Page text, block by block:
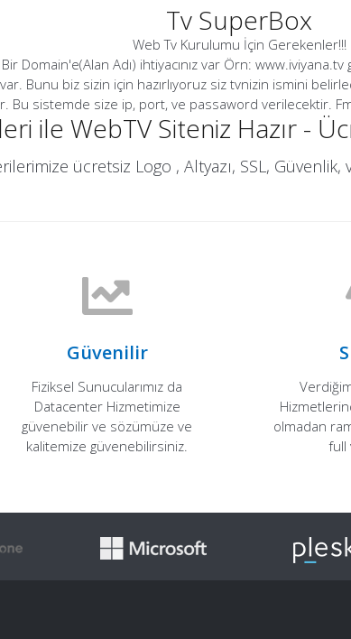
Tv SuperBox
Web Tv Kurulumu İçin Gerekenler!!!
Domain'e(Alan Adı) ihtiyacınız var Örn:
Bunu biz sizin için hazırlıyoruz siz tvnizin ismini
Bu sistemde size ip, port, ve passaword verilecektir.
ile WebTV Siteniz Hazır -
ücretsiz Logo , Altyazı, SSL,
Güvenilir
Fiziksel Sunucularımız da
Datacenter Hizmetimize
güvenebilir ve sözümüze ve
kalitemize güvenebilirsiniz.
olmadan
full